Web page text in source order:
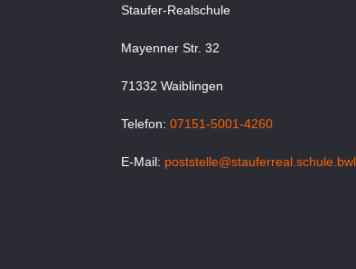
Staufer-Realschule
Mayenner Str. 32
71332 Waiblingen
Telefon:07151-5001-4260
E-Mail: